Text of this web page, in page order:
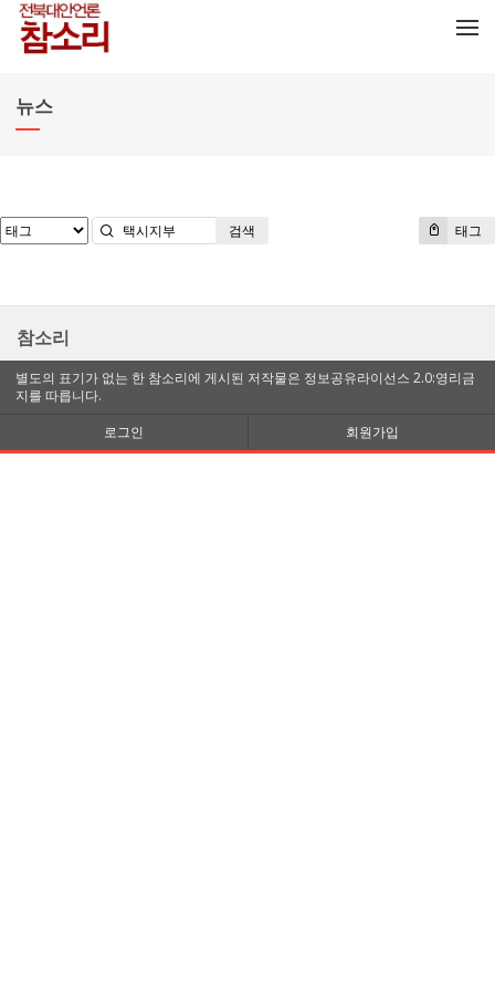
뉴스
태그
검색
참소리
별도의 표기가 없는 한 참소리에 게시된 저작물은 정보공유라이선스 2.0:영리금
지를 따릅니다.
로그인
회원가입